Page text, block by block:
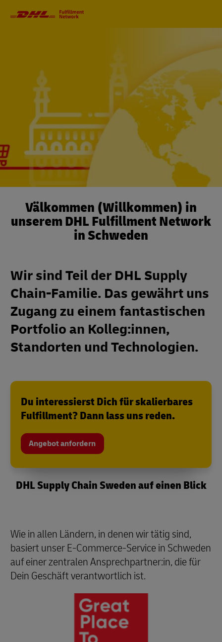
Välkommen (Willkommen) in
unserem DHL Fulfillment Network
in Schweden
Wir sind Teil der DHL Supply
Chain-Familie. Das gewährt uns
Zugang zu einem fantastischen
Portfolio an Kolleg:innen,
Standorten und Technologien.
Du interessierst Dich für skalierbares
Fulfillment? Dann lass uns reden.
Angebot anfordern
DHL Supply Chain Sweden auf einen Blick
Wie in allen Ländern, in denen wir tätig sind,
basiert unser E-Commerce-Service in Schweden
auf einer zentralen Ansprechpartner:in, die für
Dein Geschäft verantwortlich ist.